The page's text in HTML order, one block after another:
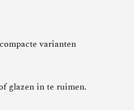
varianten
glazen in te ruimen.